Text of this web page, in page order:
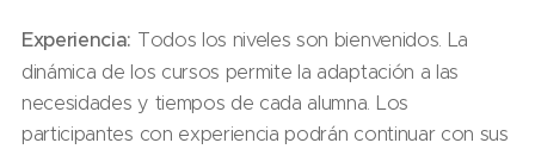
Experiencia: Todos los niveles son bienvenidos. La
dinámica de los cursos permite la adaptación a las
necesidades y tiempos de cada alumna. Los
participantes con experiencia podrán continuar con sus